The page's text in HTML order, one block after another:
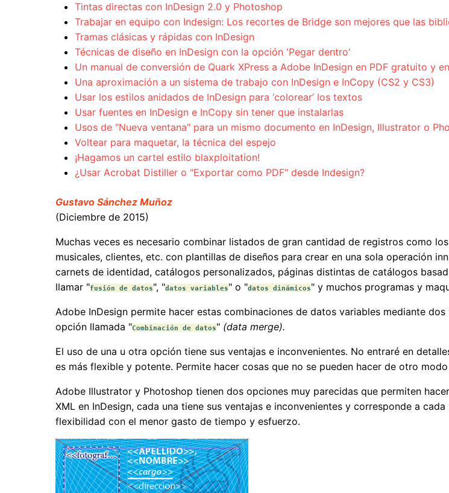
Tintas directas con InDesign 2.0 y Photoshop
Trabajar en equipo con Indesign: Los recortes de Bridge son mejores que las
Tramas clásicas y rápidas con InDesign
Técnicas de diseño en InDesign con la opción 'Pegar dentro'
Un manual de conversión de Quark XPress a Adobe InDesign en PDF gratuito y
Una aproximación a un sistema de trabajo con InDesign e InCopy (CS2 y CS3)
Usar los estilos anidados de InDesign para ‘colorear’ los textos
Usar fuentes en InDesign e InCopy sin tener que instalarlas
Usos de "Nueva ventana" para un mismo documento en InDesign, Illustrator o
Voltear para maquetar, la técnica del espejo
¡Hagamos un cartel estilo blaxploitation!
¿Usar Acrobat Distiller o "Exportar como PDF" desde Indesign?
Gustavo Sánchez Muñoz
(Diciembre de 2015)
Muchas veces es necesario combinar listados de gran cantidad de registros como
musicales, clientes, etc. con plantillas de diseños para crear en una sola operación
carnets de identidad, catálogos personalizados, páginas distintas de catálogos
llamar "fusión de datos", "datos variables" o "datos dinámicos" y muchos programas y
Adobe InDesign permite hacer estas combinaciones de datos variables mediante
opción llamada "Combinación de datos" (data merge).
El uso de una u otra opción tiene sus ventajas e inconvenientes. No entraré en
es más flexible y potente. Permite hacer cosas que no se pueden hacer de otro
Adobe Illustrator y Photoshop tienen dos opciones muy parecidas que permiten
XML en InDesign, cada una tiene sus ventajas e inconvenientes y corresponde a
flexibilidad con el menor gasto de tiempo y esfuerzo.